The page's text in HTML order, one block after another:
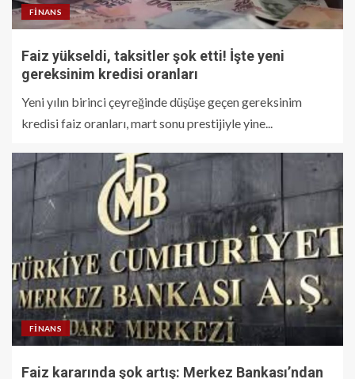
FINANS
Faiz yükseldi, taksitler şok etti! İşte yeni
gereksinim kredisi oranları
Yeni yılın birinci çeyreğinde düşüşe geçen gereksinim
kredisi faiz oranları, mart sonu prestijiyle yine...
FINANS
Faiz kararında şok artış: Merkez Bankası’ndan